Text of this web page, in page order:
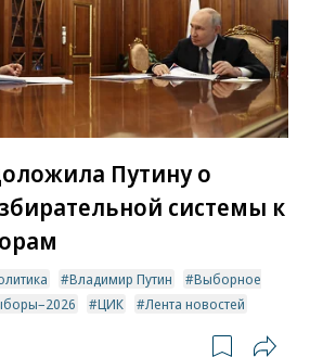
Путину о
системы к
Владимир Путин
Выборное
ЦИК Лента новостей